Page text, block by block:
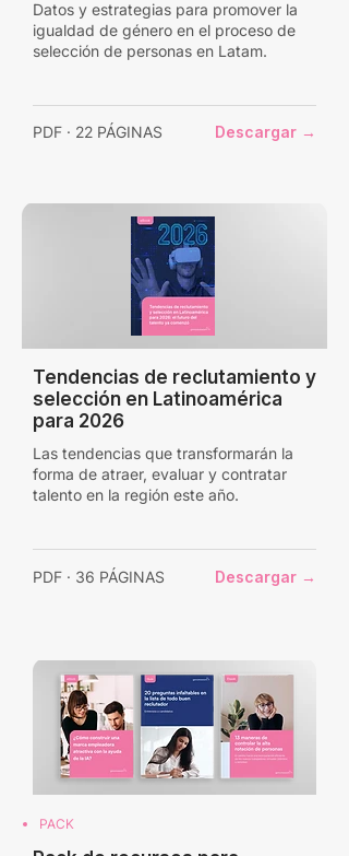
Datos y estrategias para promover la
igualdad de género en el proceso de
selección de personas en Latam.
PDF · 22 PÁGINAS Descargar →
Tendencias de reclutamiento y
selección en Latinoamérica
para 2026
Las tendencias que transformarán la
forma de atraer, evaluar y contratar
talento en la región este año.
PDF · 36 PÁGINAS Descargar →
PACK